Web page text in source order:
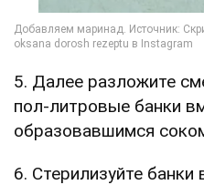
5. Далее разложите
пол-литровые банки
образовавшимся
6. Стерилизуйте банки